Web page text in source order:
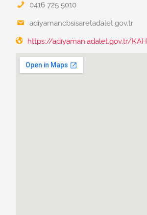
0416 725 5010
adiyamancbsisaretadalet.gov.tr
https://adiyaman.adalet.gov.tr/